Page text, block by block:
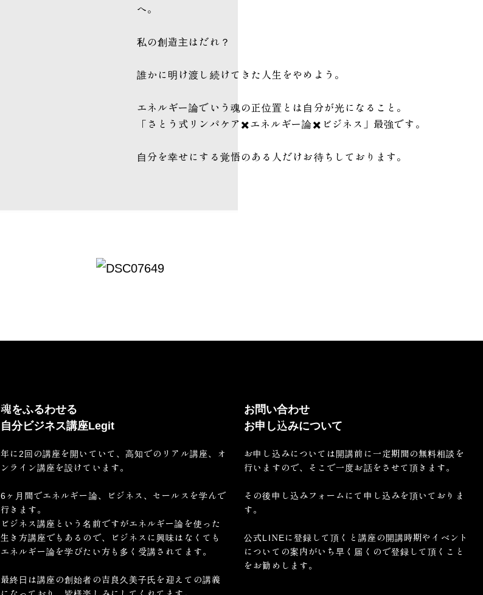
へ。
私の創造主はだれ？
誰かに明け渡し続けてきた人生をやめよう。
エネルギー論でいう魂の正位置とは自分が光になること。
「さとう式リンパケア✖️エネルギー論✖️ビジネス」最強です。
自分を幸せにする覚悟のある人だけお待ちしております。
魂をふるわせる
自分ビジネス講座Legit
年に2回の講座を開いていて、高知でのリアル講座、オ
ンライン講座を設けています。
6ヶ月間でエネルギー論、ビジネス、セールスを学んで
行きます。
ビジネス講座という名前ですがエネルギー論を使った
生き方講座でもあるので、ビジネスに興味はなくても
エネルギー論を学びたい方も多く受講されてます。
最終日は講座の創始者の吉良久美子氏を迎えての講義
お問い合わせ
お申し込みについて
お申し込みについては開講前に一定期間の無料相談を
行いますので、そこで一度お話をさせて頂きます。
その後申し込みフォームにて申し込みを頂いておりま
す。
公式LINEに登録して頂くと講座の開講時期やイベント
についての案内がいち早く届くので登録して頂くこと
をお勧めします。